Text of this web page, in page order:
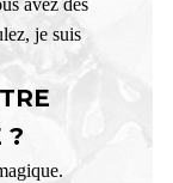
avez des
je suis
?